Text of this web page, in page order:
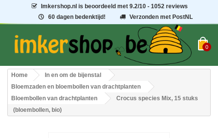
Imkershop.nl is beoordeeld met9.2/10 - 1052 reviews
60 dagen bedenktijd!
Verzonden met PostNL
0
Home
In en om de bijenstal
Bloemzaden en bloembollen van drachtplanten
Bloembollen van drachtplanten
Crocus species Mix, 15 stuks
(bloembollen, bio)